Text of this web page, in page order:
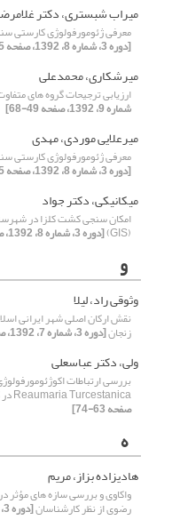
میراب شبستری، دکتر
معرفی ژئومورفولوژی کارستی
[دوره 3، شماره 8، 1392، صفحه 115-130]
میرشکاری، محمدعلی
ارزیابی ترجیحات گروه های
شماره 9، 1392، صفحه 49-68]
میرعلایی موردی، مهدی
معرفی ژئومورفولوژی کارستی
[دوره 3، شماره 8، 1392، صفحه 115-130]
میکانیکی، دکتر جواد
امکان سنجی کشت کلزا در
(GIS) [دوره 3، شماره 8، 1392، صفحه 101-114]
و
وثوقی راد، لیلا
نقش ارکان اصلی شهر ایرانی
زنجان[دوره 3، شماره 7، 1392، صفحه 111-126]
ولی، دکتر عباسعلی
بررسی ارتباطات
Reaumaria Turcestanica در کویر خیرآباد سیرجان
صفحه 63-74]
ه
هادیزاده بزاز، مریم
واکاوی و بررسی سازه های مؤثر
رضوی از نظر کارشناسان[دوره 3، شماره 8، 1392، صفحه 85-100]